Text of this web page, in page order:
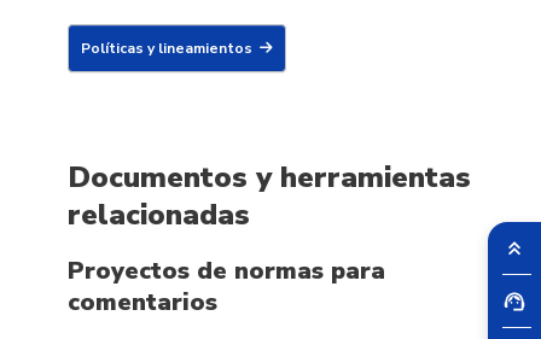
Políticas y lineamientos
Documentos y herramientas
relacionadas
Proyectos de normas para
comentarios